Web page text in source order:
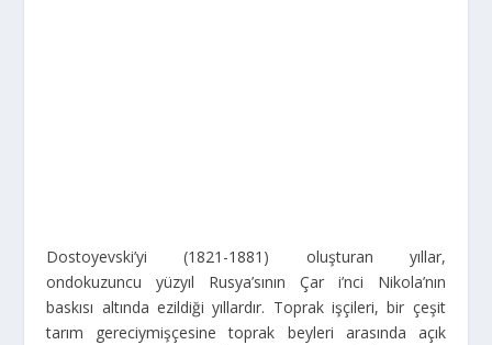
Dostoyevski’yi (1821-1881) oluşturan yıllar,
ondokuzuncu yüzyıl Rusya’sının Çar i’nci Nikola’nın
baskısı altında ezildiği yıllardır. Toprak işçileri, bir çeşit
tarım gereciymişçesine toprak beyleri arasında açık